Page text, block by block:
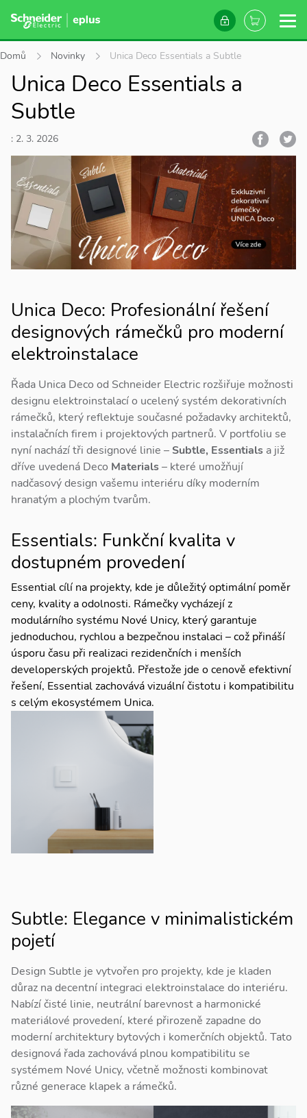
Domů Novinky Unica Deco Essentials a Subtle
Unica Deco Essentials a
Subtle
: 2. 3. 2026
Unica Deco: Profesionální řešení
designových rámečků pro moderní
elektroinstalace
Řada Unica Deco od Schneider Electric rozšiřuje možnosti
designu elektroinstalací o ucelený systém dekorativních
rámečků, který reflektuje současné požadavky architektů,
instalačních firem i projektových partnerů. V portfoliu se
nyní nachází tři designové linie – Subtle, Essentials a již
dříve uvedená Deco Materials– které umožňují
nadčasový design vašemu interiéru díky moderním
hranatým a plochým tvarům.
Essentials: Funkční kvalita v
dostupném provedení
Essential cílí na projekty, kde je důležitý optimální poměr
ceny, kvality a odolnosti. Rámečky vycházejí z
modulárního systému Nové Unicy, který garantuje
jednoduchou, rychlou a bezpečnou instalaci – což přináší
úsporu času při realizaci rezidenčních i menších
developerských projektů. Přestože jde o cenově efektivní
řešení, Essential zachovává vizuální čistotu i kompatibilitu
s celým ekosystémem Unica.
Subtle: Elegance v minimalistickém
pojetí
Design Subtle je vytvořen pro projekty, kde je kladen
důraz na decentní integraci elektroinstalace do interiéru.
Nabízí čisté linie, neutrální barevnost a harmonické
materiálové provedení, které přirozeně zapadne do
moderní architektury bytových i komerčních objektů. Tato
designová řada zachovává plnou kompatibilitu se
systémem Nové Unicy, včetně možnosti kombinovat
různé generace klapek a rámečků.